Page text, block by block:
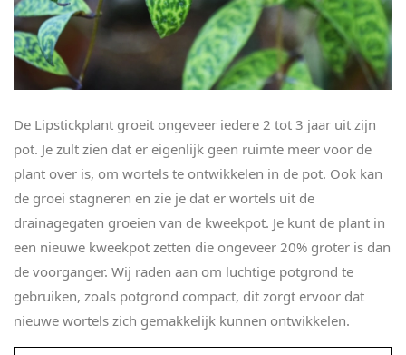
De Lipstickplant groeit ongeveer iedere 2 tot 3 jaar uit zijn
pot. Je zult zien dat er eigenlijk geen ruimte meer voor de
plant over is, om wortels te ontwikkelen in de pot. Ook kan
de groei stagneren en zie je dat er wortels uit de
drainagegaten groeien van de kweekpot. Je kunt de plant in
een nieuwe kweekpot zetten die ongeveer 20% groter is dan
de voorganger. Wij raden aan om luchtige potgrond te
gebruiken, zoals potgrond compact, dit zorgt ervoor dat
nieuwe wortels zich gemakkelijk kunnen ontwikkelen.